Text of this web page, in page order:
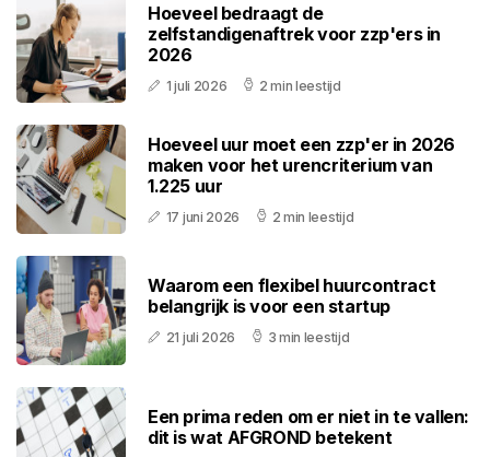
Hoeveel bedraagt de
zelfstandigenaftrek voor zzp'ers in
2026
1 juli 2026 2 min leestijd
Hoeveel uur moet een zzp'er in 2026
maken voor het urencriterium van
1.225 uur
17 juni 2026 2 min leestijd
Waarom een flexibel huurcontract
belangrijk is voor een startup
21 juli 2026 3 min leestijd
Een prima reden om er niet in te vallen:
dit is wat AFGROND betekent